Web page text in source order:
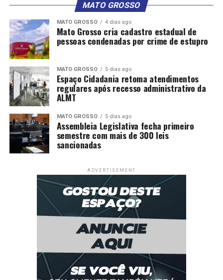
MATO GROSSO
MATO GROSSO 4 dias ago
Mato Grosso cria cadastro estadual de
pessoas condenadas por crime de estupro
MATO GROSSO 5 dias ago
Espaço Cidadania retoma atendimentos
regulares após recesso administrativo da
ALMT
MATO GROSSO 5 dias ago
Assembleia Legislativa fecha primeiro
semestre com mais de 300 leis
sancionadas
ADVERTISEMENT